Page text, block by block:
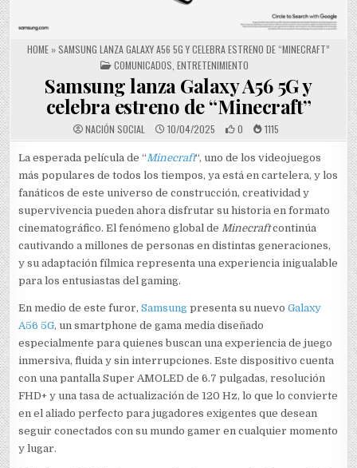
HOME » SAMSUNG LANZA GALAXY A56 5G Y CELEBRA ESTRENO DE “MINECRAFT”
POSTED IN
COMUNICADOS ENTRETENIMIENTO
Samsung lanza Galaxy A56 5G y
celebra estreno de “Minecraft”
NACIÓN SOCIAL 10/04/2025 0 1115
La esperada película de “Minecraft“, uno de los videojuegos
más populares de todos los tiempos, ya está en cartelera, y los
fanáticos de este universo de construcción, creatividad y
supervivencia pueden ahora disfrutar su historia en formato
cinematográfico. El fenómeno global deMinecraftcontinúa
cautivando a millones de personas en distintas generaciones,
y su adaptación fílmica representa una experiencia inigualable
para los entusiastas del gaming.
En medio de este furor,Samsung presenta su nuevoGalaxy
A56 5G, un smartphone de gama media diseñado
especialmente para quienes buscan una experiencia de juego
inmersiva, fluida y sin interrupciones. Este dispositivo cuenta
con una pantalla Super AMOLED de 6.7 pulgadas, resolución
FHD+ y una tasa de actualización de 120 Hz, lo que lo convierte
en el aliado perfecto para jugadores exigentes que desean
seguir conectados con su mundo gamer en cualquier momento
y lugar.